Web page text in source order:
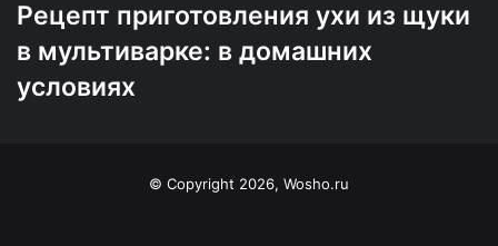
Рецепт приготовления ухи из щуки
в мультиварке: в домашних
условиях
© Copyright 2026, Wosho.ru